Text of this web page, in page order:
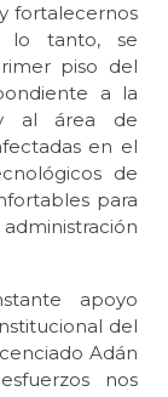
fortalecernos
lo tanto, se
piso del
a la
y al área de
en el
de
para
administración
apoyo
del
Adán
nos